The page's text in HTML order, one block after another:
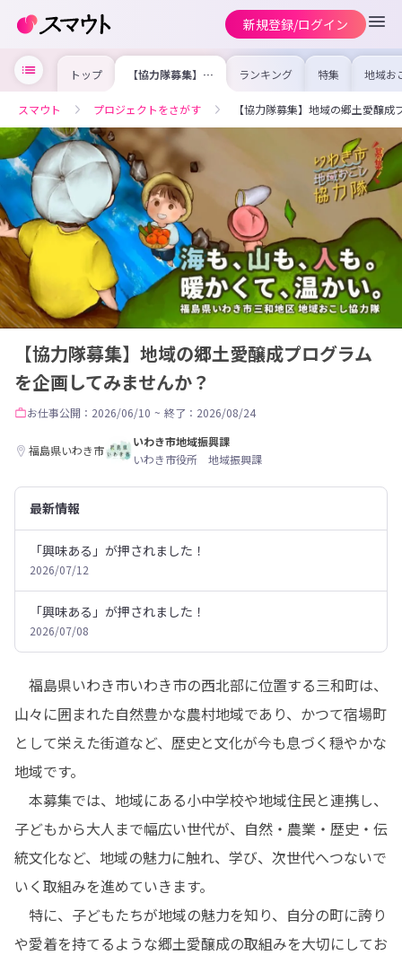
新規登録/ログイン
トップ 【協力隊募集】地
域の郷土愛醸成プ
てみませんか？
ランキング 特集 地域お
の求
を集め
事内容
を比較
合った
けよう
スマウト プロジェクトをさがす 【協力隊募集】地域の郷土愛醸
【協力隊募集】地域の郷土愛醸成プログラム
を企画してみませんか？
お仕事公開：2026/06/10 ~ 終了：2026/08/24
福島県いわき市
いわき市地域振興課
いわき市役所 地域振興課
最新情報
「興味ある」が押されました！
2026/07/12
「興味ある」が押されました！
2026/07/08
福島県いわき市いわき市の西北部に位置する三和町は、
山々に囲まれた自然豊かな農村地域であり、かつて宿場町
として栄えた街道など、歴史と文化が今も息づく穏やかな
地域です。
本募集では、地域にある小中学校や地域住民と連携し、
子どもから大人まで幅広い世代が、自然・農業・歴史・伝
統文化など、地域の魅力に触れ、学び、次世代へつないで
いく取組みを進めていきます。
特に、子どもたちが地域の魅力を知り、自分の町に誇り
や愛着を持てるような郷土愛醸成の取組みを大切にしてお